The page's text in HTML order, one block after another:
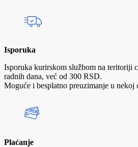
Isporuka
Isporuka kurirskom službom na teritoriji
radnih dana, već od 300 RSD.
Moguće i besplatno preuzimanje u nekoj
Plaćanje